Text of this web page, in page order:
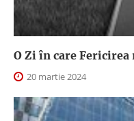
O Zi în care
20 martie 2024